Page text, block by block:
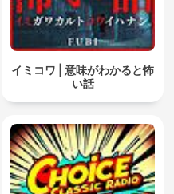
イミコワ | 意味がわかると怖
い話